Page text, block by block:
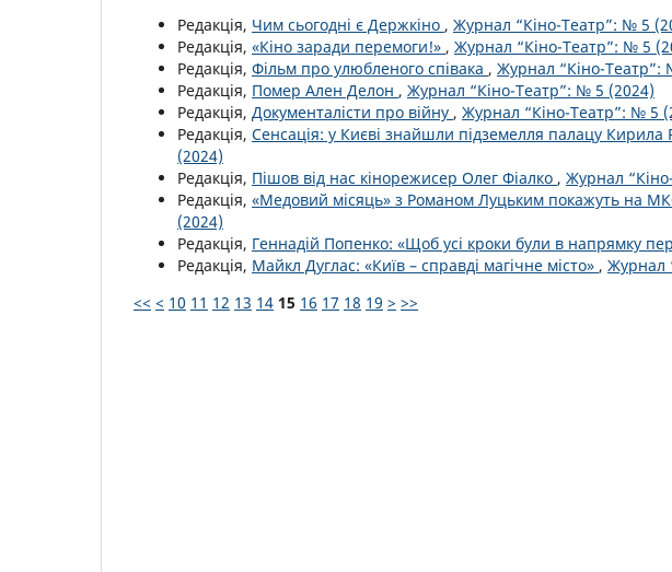
Редакція, Чим сьогодні є Держкіно , Журнал “Кіно-Театр”: № 5
Редакція, «Кіно заради перемоги!» , Журнал “Кіно-Театр”: № 5
Редакція, Фільм про улюбленого співака , Журнал “Кіно-Театр”:
Редакція, Помер Ален Делон , Журнал “Кіно-Театр”: № 5 (2024)
Редакція, Документалісти про війну , Журнал “Кіно-Театр”: № 5
Редакція, Сенсація: у Києві знайшли підземелля палацу Кирила
(2024)
Редакція, Пішов від нас кінорежисер Олег Фіалко , Журнал
Редакція, «Медовий місяць» з Романом Луцьким покажуть на
(2024)
Редакція, Геннадій Попенко: «Щоб усі кроки були в напрямку
Редакція, Майкл Дуглас: «Київ – справді магічне місто» , Журнал
<< < 10 11 12 13 14 15 16 17 18 19 > >>